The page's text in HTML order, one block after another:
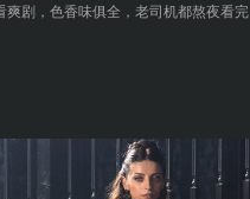
爽剧，色香味俱全，老司机都熬夜看完